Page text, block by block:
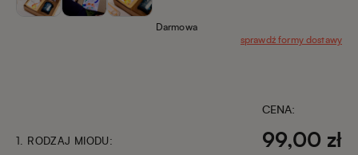
Darmowa
sprawdź formy dostawy
CENA:
99,00 zł
1. RODZAJ MIODU: